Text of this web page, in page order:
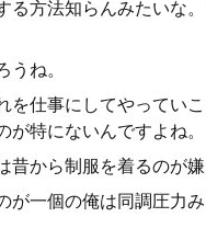
る方法知らんみたいな
うね。
を仕事にしてやってい
が特にないんですよね。
昔から制服を着るのが嫌
が一個の俺は同調圧力